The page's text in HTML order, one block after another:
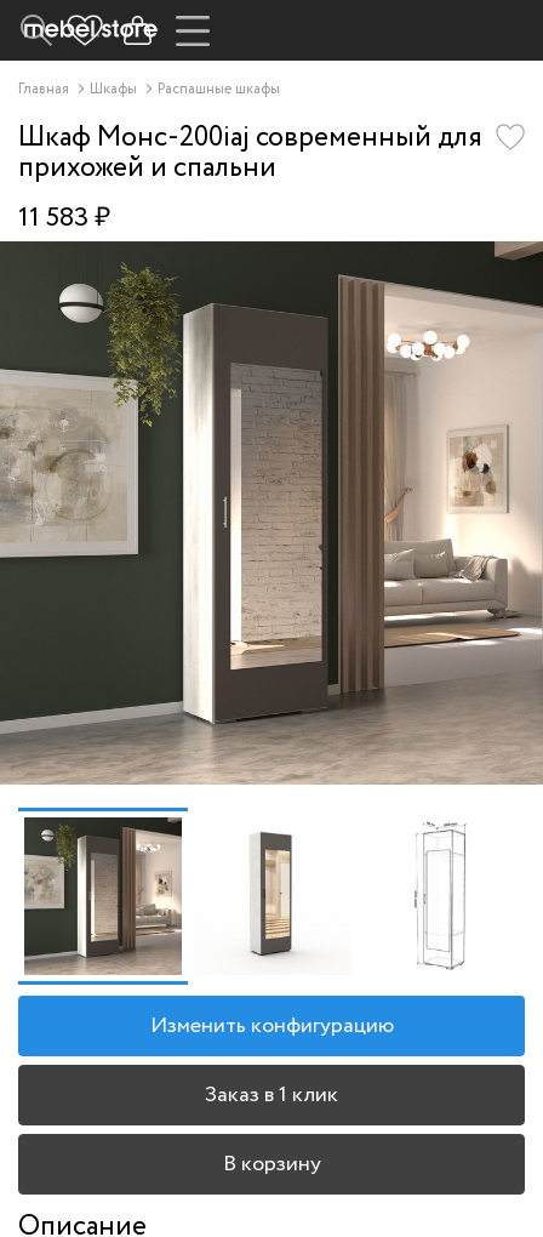
Главная Шкафы Распашные шкафы
Шкаф Монс-200iaj современный для
прихожей и спальни
11 583 ₽
Изменить конфигурацию
Заказ в 1 клик
В корзину
Описание